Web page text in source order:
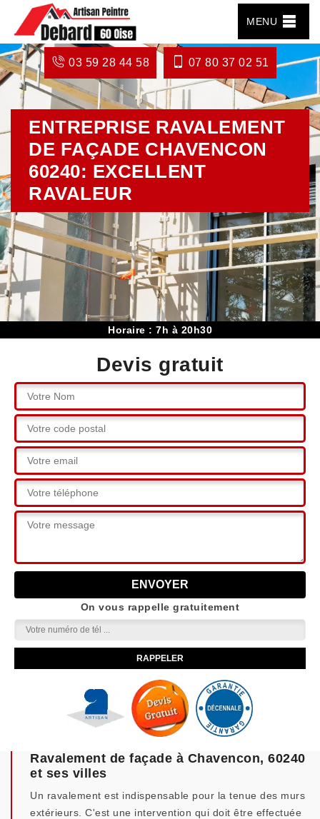
MENU
03 59 28 44 58 07 80 37 02 51
ENTREPRISE RAVALEMENT
DE FAÇADE CHAVENCON
60240: EXCELLENT
RAVALEUR
Horaire : 7h à 20h30
Devis gratuit
On vous rappelle gratuitement
Ravalement de façade à Chavencon, 60240
et ses villes
Un ravalement est indispensable pour la tenue des murs
extérieurs. C'est une intervention qui doit être effectuée